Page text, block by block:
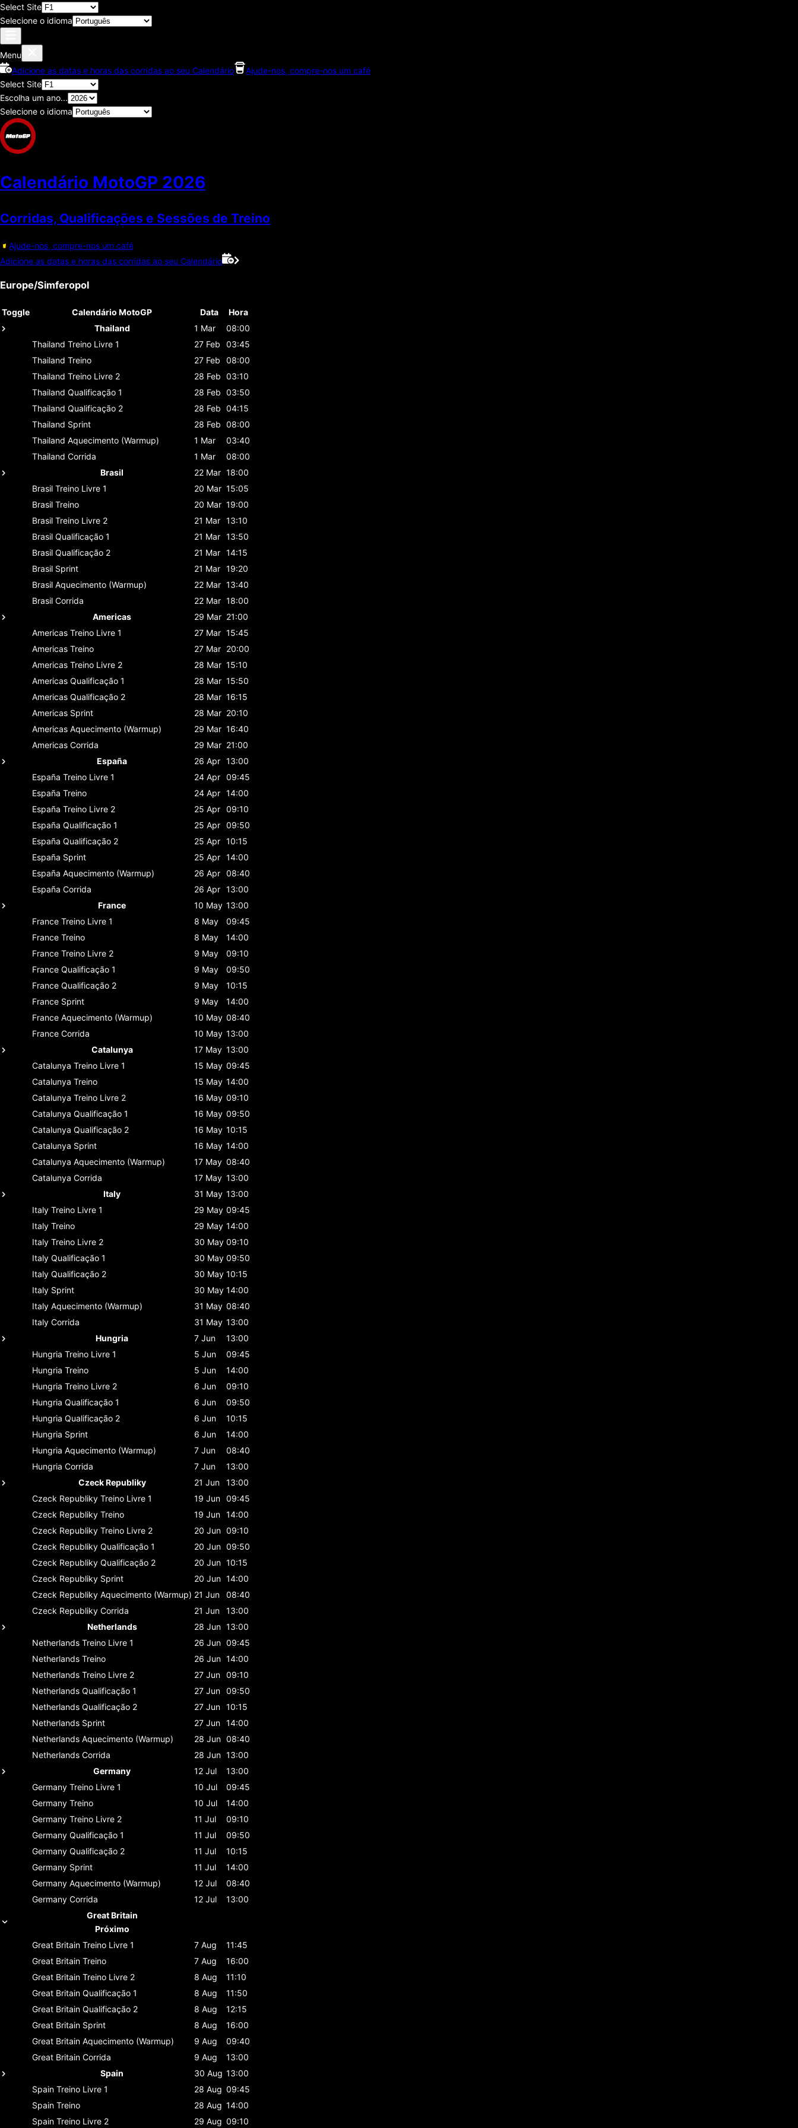
Select Site
Selecione o idioma
Menu
Adicione as datas e horas das corridas ao seu Calendário
Ajude-nos, compre-nos um café
Select Site
Escolha um ano...
Selecione o idioma
Calendário MotoGP 2026
Corridas, Qualificações e Sessões de Treino
Ajude-nos, compre-nos um café
Adicione as datas e horas das corridas ao seu Calendário
Europe/Simferopol
Toggle Calendário MotoGP Data
Hora
Thailand
1 Mar
08:00
Thailand Treino Livre 1 27 Feb
03:45
Thailand Treino 27 Feb
08:00
Thailand Treino Livre 2 28 Feb 03:10
Thailand Qualificação 1 28 Feb 03:50
Thailand Qualificação 2 28 Feb 04:15
Thailand Sprint 28 Feb 08:00
Thailand Aquecimento (Warmup) 1 Mar
03:40
Thailand Corrida 1 Mar
08:00
Brasil
22 Mar 18:00
Brasil Treino Livre 1 20 Mar 15:05
Brasil Treino 20 Mar 19:00
Brasil Treino Livre 2 21 Mar 13:10
Brasil Qualificação 1 21 Mar 13:50
Brasil Qualificação 2 21 Mar 14:15
Brasil Sprint 21 Mar 19:20
Brasil Aquecimento (Warmup) 22 Mar 13:40
Brasil Corrida 22 Mar 18:00
Americas
29 Mar 21:00
Americas Treino Livre 1 27 Mar 15:45
Americas Treino 27 Mar 20:00
Americas Treino Livre 2 28 Mar 15:10
Americas Qualificação 1 28 Mar 15:50
Americas Qualificação 2 28 Mar 16:15
Americas Sprint 28 Mar 20:10
Americas Aquecimento (Warmup) 29 Mar 16:40
Americas Corrida 29 Mar 21:00
España
26 Apr 13:00
España Treino Livre 1 24 Apr 09:45
España Treino 24 Apr 14:00
España Treino Livre 2 25 Apr 09:10
España Qualificação 1 25 Apr 09:50
España Qualificação 2 25 Apr 10:15
España Sprint 25 Apr 14:00
España Aquecimento (Warmup) 26 Apr 08:40
España Corrida 26 Apr 13:00
France
10 May 13:00
France Treino Livre 1 8 May
09:45
France Treino 8 May
14:00
France Treino Livre 2 9 May
09:10
France Qualificação 1 9 May
09:50
France Qualificação 2 9 May
10:15
France Sprint 9 May
14:00
France Aquecimento (Warmup) 10 May 08:40
France Corrida 10 May 13:00
Catalunya
17 May 13:00
Catalunya Treino Livre 1 15 May 09:45
Catalunya Treino 15 May 14:00
Catalunya Treino Livre 2 16 May 09:10
Catalunya Qualificação 1 16 May 09:50
Catalunya Qualificação 2 16 May 10:15
Catalunya Sprint 16 May 14:00
Catalunya Aquecimento (Warmup) 17 May 08:40
Catalunya Corrida 17 May 13:00
Italy
31 May 13:00
Italy Treino Livre 1 29 May 09:45
Italy Treino 29 May 14:00
Italy Treino Livre 2 30 May 09:10
Italy Qualificação 1 30 May 09:50
Italy Qualificação 2 30 May 10:15
Italy Sprint 30 May 14:00
Italy Aquecimento (Warmup) 31 May 08:40
Italy Corrida 31 May 13:00
Hungria
7 Jun
13:00
Hungria Treino Livre 1 5 Jun
09:45
Hungria Treino 5 Jun
14:00
Hungria Treino Livre 2 6 Jun
09:10
Hungria Qualificação 1 6 Jun
09:50
Hungria Qualificação 2 6 Jun
10:15
Hungria Sprint 6 Jun
14:00
Hungria Aquecimento (Warmup) 7 Jun
08:40
Hungria Corrida 7 Jun
13:00
Czeck Republiky
21 Jun
13:00
Czeck Republiky Treino Livre 1 19 Jun 09:45
Czeck Republiky Treino 19 Jun 14:00
Czeck Republiky Treino Livre 2 20 Jun 09:10
Czeck Republiky Qualificação 1 20 Jun 09:50
Czeck Republiky Qualificação 2 20 Jun 10:15
Czeck Republiky Sprint 20 Jun 14:00
Czeck Republiky Aquecimento (Warmup) 21 Jun
08:40
Czeck Republiky Corrida 21 Jun
13:00
Netherlands
28 Jun 13:00
Netherlands Treino Livre 1 26 Jun 09:45
Netherlands Treino 26 Jun 14:00
Netherlands Treino Livre 2 27 Jun 09:10
Netherlands Qualificação 1 27 Jun 09:50
Netherlands Qualificação 2 27 Jun 10:15
Netherlands Sprint 27 Jun 14:00
Netherlands Aquecimento (Warmup) 28 Jun 08:40
Netherlands Corrida 28 Jun 13:00
Germany
12 Jul
13:00
Germany Treino Livre 1 10 Jul
09:45
Germany Treino 10 Jul
14:00
Germany Treino Livre 2 11 Jul
09:10
Germany Qualificação 1 11 Jul
09:50
Germany Qualificação 2 11 Jul
10:15
Germany Sprint 11 Jul
14:00
Germany Aquecimento (Warmup) 12 Jul
08:40
Germany Corrida 12 Jul
13:00
Great Britain
Próximo
Great Britain Treino Livre 1 7 Aug
11:45
Great Britain Treino 7 Aug
16:00
Great Britain Treino Livre 2 8 Aug
11:10
Great Britain Qualificação 1 8 Aug
11:50
Great Britain Qualificação 2 8 Aug
12:15
Great Britain Sprint 8 Aug
16:00
Great Britain Aquecimento (Warmup) 9 Aug
09:40
Great Britain Corrida 9 Aug
13:00
Spain
30 Aug 13:00
Spain Treino Livre 1 28 Aug 09:45
Spain Treino 28 Aug 14:00
Spain Treino Livre 2 29 Aug 09:10